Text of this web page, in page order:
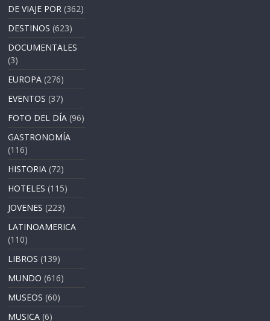
DE VIAJE POR (362)
DESTINOS (623)
DOCUMENTALES
(3)
EUROPA (276)
EVENTOS (37)
FOTO DEL DÍA (96)
GASTRONOMÍA
(116)
HISTORIA (72)
HOTELES (115)
JOVENES (223)
LATINOAMERICA
(110)
LIBROS (139)
MUNDO (616)
MUSEOS (60)
MUSICA (6)